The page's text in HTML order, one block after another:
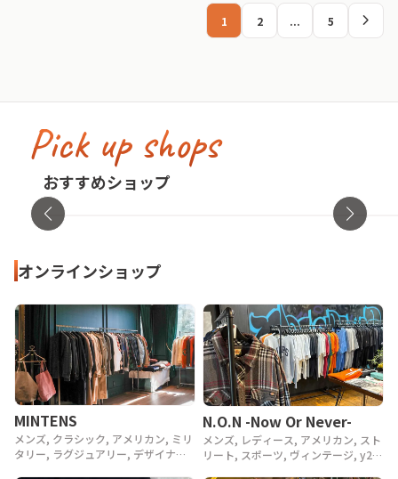
1 2 ... 5 chevron_right
Pick up shops
おすすめショップ
古着屋no pain no gain(ノーペインノーゲ
イン)
東京都・渋谷区
オンラインショップ
MINTENS
メンズ, クラシック, アメリカン, ミリ
タリー, ラグジュアリー, デザイナー,
N.O.N -Now Or Never-
メンズ, レディース, アメリカン, スト
リート, スポーツ, ヴィンテージ, y2k,